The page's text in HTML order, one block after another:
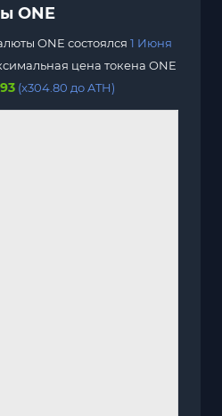
ONE
ONE состоялся 1 Июня
цена токена ONE
(x304.80 до ATH)